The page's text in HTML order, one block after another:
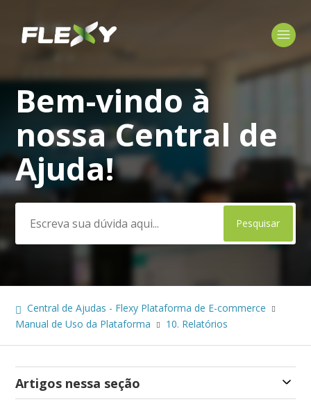
Pesquisa
Bem-vindo à
nossa Central de
Ajuda!
Central de Ajudas - Flexy Plataforma de E-commerce
Manual de Uso da Plataforma
10. Relatórios
Artigos nessa seção